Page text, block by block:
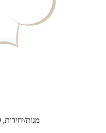
12 מנות/יחידות, 99 גרם למנה\יחידה